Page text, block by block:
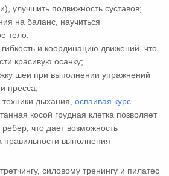
улучшить подвижность суставов;
на баланс, научиться
тело;
и координацию движений, что
красивую осанку;
шеи при выполнении упражнений
и пресса;
дыхания, осваивая курс
косой грудная клетка позволяет
что дает возможность
правильности выполнения
силовому тренингу и пилатес